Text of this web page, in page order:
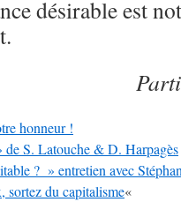
désirable est
honneur !
de S. Latouche & D. Harpagès
? » entretien avec
sortez du capitalisme«